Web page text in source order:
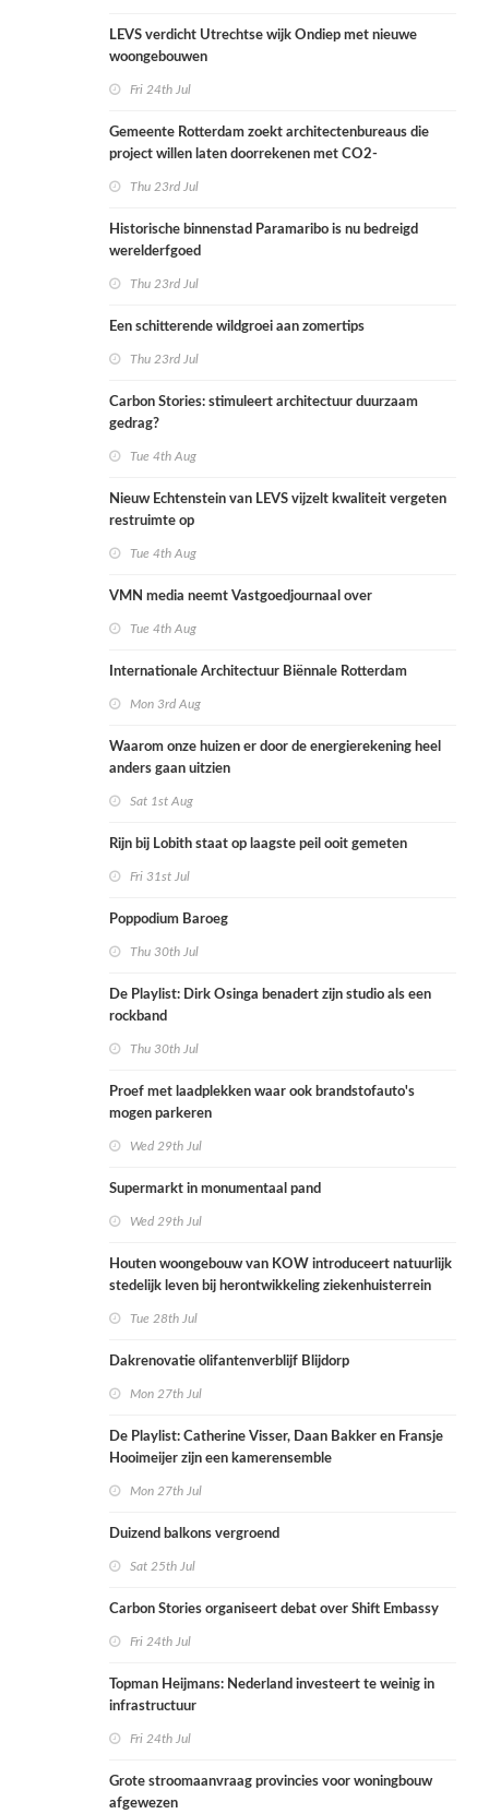
LEVS verdicht Utrechtse wijk Ondiep met nieuwe
woongebouwen
Fri 24th Jul
Gemeente Rotterdam zoekt architectenbureaus die
project willen laten doorrekenen met CO2-
Thu 23rd Jul
Historische binnenstad Paramaribo is nu bedreigd
werelderfgoed
Thu 23rd Jul
Een schitterende wildgroei aan zomertips
Thu 23rd Jul
Carbon Stories: stimuleert architectuur duurzaam
gedrag?
Tue 4th Aug
Nieuw Echtenstein van LEVS vijzelt kwaliteit vergeten
restruimte op
Tue 4th Aug
VMN media neemt Vastgoedjournaal over
Tue 4th Aug
Internationale Architectuur Biënnale Rotterdam
Mon 3rd Aug
Waarom onze huizen er door de energierekening heel
anders gaan uitzien
Sat 1st Aug
Rijn bij Lobith staat op laagste peil ooit gemeten
Fri 31st Jul
Poppodium Baroeg
Thu 30th Jul
De Playlist: Dirk Osinga benadert zijn studio als een
rockband
Thu 30th Jul
Proef met laadplekken waar ook brandstofauto's
mogen parkeren
Wed 29th Jul
Supermarkt in monumentaal pand
Wed 29th Jul
Houten woongebouw van KOW introduceert natuurlijk
stedelijk leven bij herontwikkeling ziekenhuisterrein
Tue 28th Jul
Dakrenovatie olifantenverblijf Blijdorp
Mon 27th Jul
De Playlist: Catherine Visser, Daan Bakker en Fransje
Hooimeijer zijn een kamerensemble
Mon 27th Jul
Duizend balkons vergroend
Sat 25th Jul
Carbon Stories organiseert debat over Shift Embassy
Fri 24th Jul
Topman Heijmans: Nederland investeert te weinig in
infrastructuur
Fri 24th Jul
Grote stroomaanvraag provincies voor woningbouw
afgewezen